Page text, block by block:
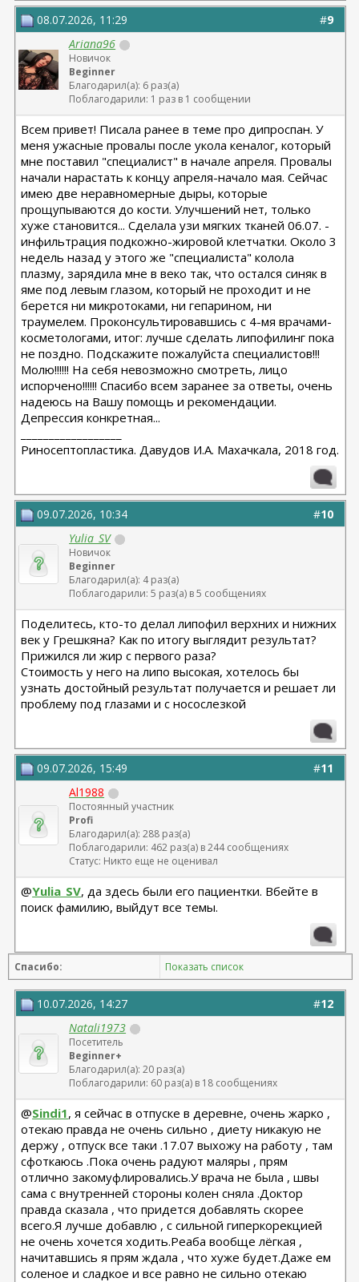
#9
08.07.2026, 11:29
Ariana96
Новичок
Beginner
Благодарил(а): 6 раз(а)
Поблагодарили: 1 раз в 1 сообщении
Всем привет! Писала ранее в теме про дипроспан. У
меня ужасные провалы после укола кеналог, который
мне поставил "специалист" в начале апреля. Провалы
начали нарастать к концу апреля-начало мая. Сейчас
имею две неравномерные дыры, которые
прощупываются до кости. Улучшений нет, только
хуже становится... Сделала узи мягких тканей 06.07. -
инфильтрация подкожно-жировой клетчатки. Около 3
недель назад у этого же "специалиста" колола
плазму, зарядила мне в веко так, что остался синяк в
яме под левым глазом, который не проходит и не
берется ни микротоками, ни гепарином, ни
траумелем. Проконсультировавшись с 4-мя врачами-
косметологами, итог: лучше сделать липофилинг пока
не поздно. Подскажите пожалуйста специалистов!!!
Молю!!!!!! На себя невозможно смотреть, лицо
испорчено!!!!!! Спасибо всем заранее за ответы, очень
надеюсь на Вашу помощь и рекомендации.
Депрессия конкретная...
Риносептопластика. Давудов И.А. Махачкала, 2018 год.
#10
09.07.2026, 10:34
Yulia_SV
Новичок
Beginner
Благодарил(а): 4 раз(а)
Поблагодарили: 5 раз(а) в 5 сообщениях
Поделитесь, кто-то делал липофил верхних и нижних
век у Грешкяна? Как по итогу выглядит результат?
Прижился ли жир с первого раза?
Стоимость у него на липо высокая, хотелось бы
узнать достойный результат получается и решает ли
проблему под глазами и с носослезкой
#11
09.07.2026, 15:49
Al1988
Постоянный участник
Profi
Благодарил(а): 288 раз(а)
Поблагодарили: 462 раз(а) в 244 сообщениях
Статус: Никто еще не оценивал
@Yulia_SV, да здесь были его пациентки. Вбейте в
поиск фамилию, выйдут все темы.
Спасибо: Показать список
#12
10.07.2026, 14:27
Natali1973
Посетитель
Beginner+
Благодарил(а): 20 раз(а)
Поблагодарили: 60 раз(а) в 18 сообщениях
@Sindi1, я сейчас в отпуске в деревне, очень жарко ,
отекаю правда не очень сильно , диету никакую не
держу , отпуск все таки .17.07 выхожу на работу , там
сфоткаюсь .Пока очень радуют маляры , прям
отлично закомуфлировались.У врача не была , швы
сама с внутренней стороны колен сняла .Доктор
правда сказала , что придется добавлять скорее
всего.Я лучше добавлю , с сильной гиперкорекцией
не очень хочется ходить.Реаба вообще лёгкая ,
начитавшись я прям ждала , что хуже будет.Даже ем
соленое и сладкое и все равно не сильно отекаю